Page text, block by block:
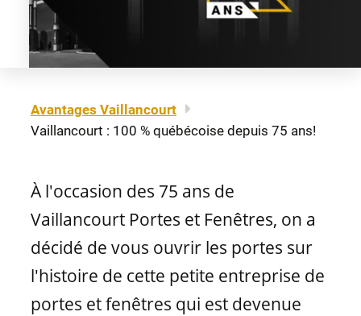
Avantages Vaillancourt
Vaillancourt : 100 % québécoise depuis 75 ans!
À l'occasion des 75 ans de
Vaillancourt Portes et Fenêtres, on a
décidé de vous ouvrir les portes sur
l'histoire de cette petite entreprise de
portes et fenêtres qui est devenue
Portes-patio
Matériaux de portes
Fenêtres à auvent
Fenêtres à guillotine
Fenêtres fixes
Fenêtres architecturales
À propos
Carrière
Nos détaillants
Brochures et guides
FAQ
Mentions légales
CONCEPTION